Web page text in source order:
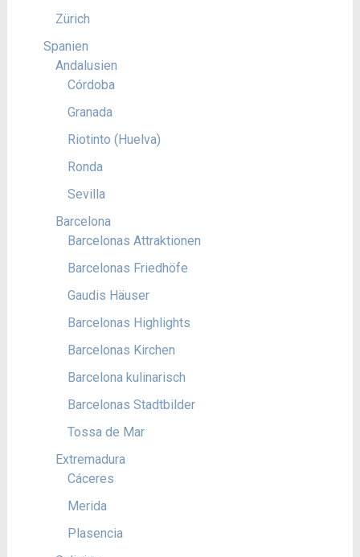
Zürich
Spanien
Andalusien
Córdoba
Granada
Riotinto (Huelva)
Ronda
Sevilla
Barcelona
Barcelonas Attraktionen
Barcelonas Friedhöfe
Gaudis Häuser
Barcelonas Highlights
Barcelonas Kirchen
Barcelona kulinarisch
Barcelonas Stadtbilder
Tossa de Mar
Extremadura
Cáceres
Merida
Plasencia